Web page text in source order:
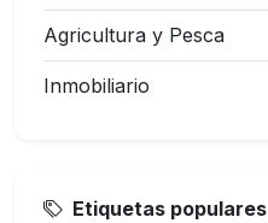
Agricultura y Pesca
Inmobiliario
Etiquetas populares